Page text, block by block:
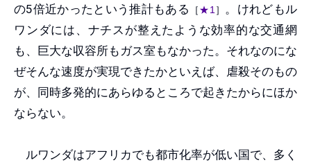
の5倍近かったという推計もある
［ ★1 ］
。けれどもル
ワンダには、ナチスが整えたような効率的な交通網
も、巨大な収容所もガス室もなかった。それなのにな
ぜそんな速度が実現できたかといえば、虐殺そのもの
が、同時多発的にあらゆるところで起きたからにほか
ならない。
ルワンダはアフリカでも都市化率が低い国で、多く